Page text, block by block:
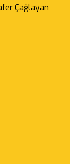
Çağlayan